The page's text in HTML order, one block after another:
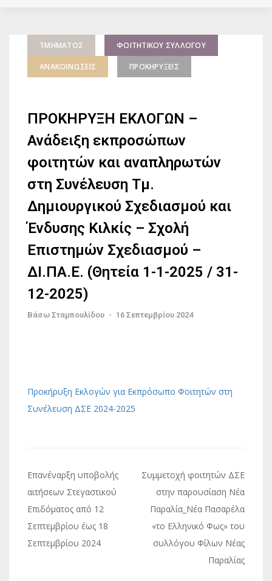
ΤΜΉΜΑΤΟΣ ΦΟΙΤΗΤΙΚΟΎ ΣΥΛΛΌΓΟΥ
ΑΝΑΚΟΙΝΏΣΕΙΣ ΠΡΟΚΗΡΎΞΕΙΣ
ΠΡΟΚΗΡΥΞΗ ΕΚΛΟΓΩΝ –
Ανάδειξη εκπροσώπων
φοιτητών και αναπληρωτών
στη Συνέλευση Τμ.
Δημιουργικού Σχεδιασμού και
Ένδυσης Κιλκίς – Σχολή
Επιστημών Σχεδιασμού –
ΔΙ.ΠΑ.Ε. (Θητεία 1-1-2025 / 31-
12-2025)
Βάσω Σταμπουλίδου - 16 Σεπτεμβρίου 2024
Προκήρυξη Εκλογών για Εκπρόσωπο Φοιτητών στη
Συνέλευση ΔΣΕ 2024-2025
Πλοήγηση
άρθρων
Επανέναρξη υποβολής
αιτήσεων Στεγαστικού
Επιδόματος από 12
Σεπτεμβρίου έως 18
Σεπτεμβρίου 2024
Συμμετοχή φοιτητών ΔΣΕ
στην παρουσίαση Νέα
Παραλία_Νέα Πασαρέλα
«το Ελληνικό Φως» του
συλλόγου Φίλων Νέας
Παραλίας